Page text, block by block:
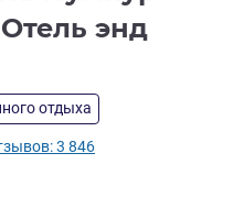
энд
отдыха
(Рейтинг ALL)
3 846